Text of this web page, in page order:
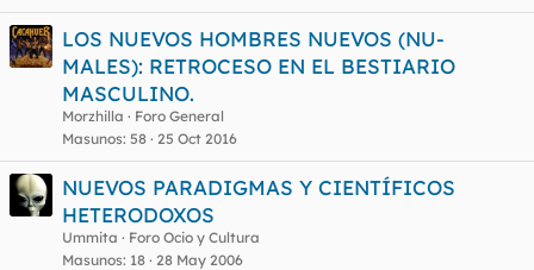
LOS NUEVOS HOMBRES NUEVOS (NU-
MALES): RETROCESO EN EL BESTIARIO
MASCULINO.
Morzhilla
Foro General
Masunos 58 25 Oct 2016
NUEVOS PARADIGMAS Y CIENTÍFICOS
HETERODOXOS
Ummita
Foro Ocio y Cultura
Masunos 18 28 May 2006